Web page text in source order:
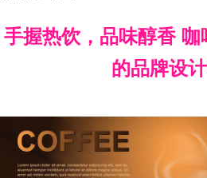
手握热饮，品味醇香 咖
的品牌设